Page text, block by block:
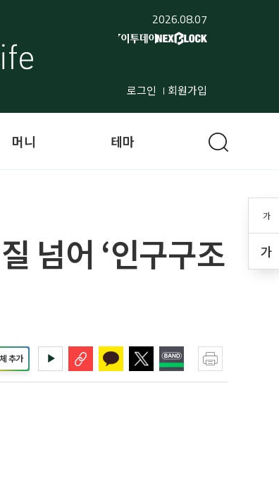
2026.08.07
로그인 회원가입
가
가
머니 테마
넘어 ‘인구구조
추가